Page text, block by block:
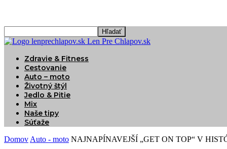
Len Pre Chlapov.sk
Zdravie & Fitness
Cestovanie
Auto – moto
Životný štýl
Jedlo & Pitie
Mix
Naše tipy
Súťaže
Domov Auto - moto NAJNAPÍNAVEJŠÍ „GET ON TOP“ V